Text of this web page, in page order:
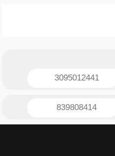
3095012441
839808414